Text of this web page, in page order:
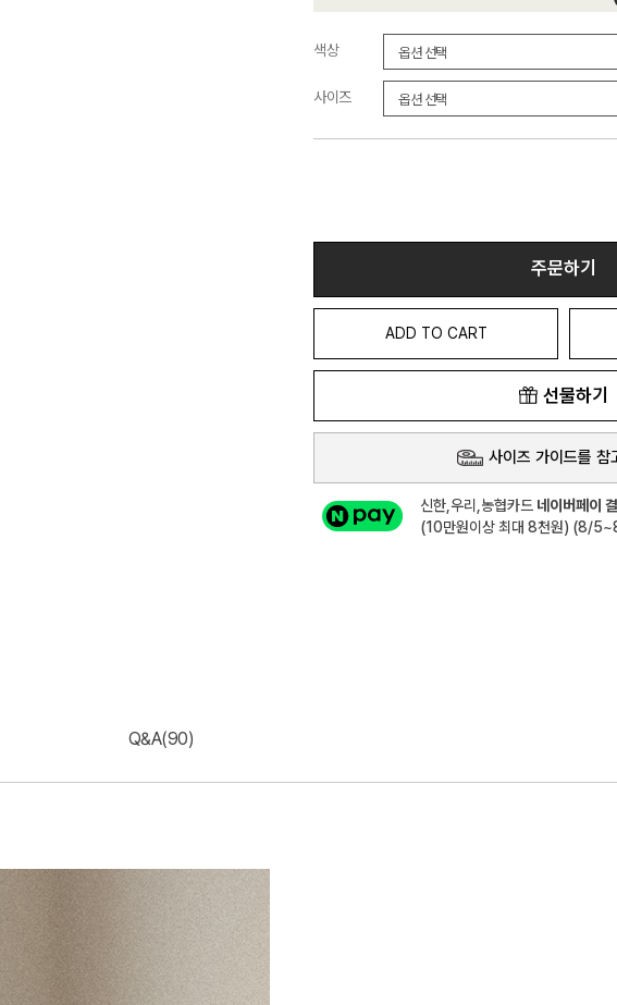
색상
사이즈
주문하기
ADD TO CART
선물하기
사이즈 가이드를 참
신한,우리,농협카드 네이버페이
(10만원이상 최대 8천원) (8/
Q&A(90)